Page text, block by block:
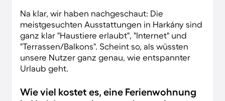
Na klar, wir haben nachgeschaut: Die
meistgesuchten Ausstattungen in Harkány sind
ganz klar "Haustiere erlaubt", "Internet" und
"Terrassen/Balkons". Scheint so, als wüssten
unsere Nutzer ganz genau, wie entspannter
Urlaub geht.
Wie viel kostet es, eine Ferienwohnung